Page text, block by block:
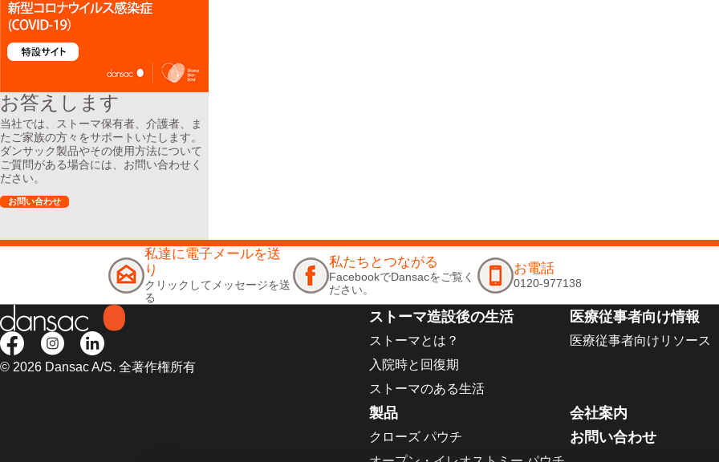
お答えします
当社では、ストーマ保有者、介護者、ま
たご家族の方々をサポートいたします。
ダンサック製品やその使用方法について
ご質問がある場合には、お問い合わせく
ださい。
お問い合わせ
私達に電子メールを送
り
クリックしてメッセージを送
る
私たちとつながる
FacebookでDansacをご覧く
ださい。
お電話
0120-977138
© 2026 Dansac A/S. 全著作権所有
ストーマ造設後の生活
ストーマとは？
入院時と回復期
ストーマのある生活
医療従事者向け情報
医療従事者向けリソース
製品
クローズ パウチ
会社案内
お問い合わせ